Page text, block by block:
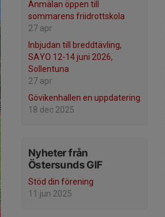
Anmälan öppen till
sommarens friidrottskola
27 apr
Inbjudan till breddtävling,
SAYO 12-14 juni 2026,
Sollentuna
27 apr
Gövikenhallen en uppdatering
18 dec 2025
Nyheter från
Östersunds GIF
Stöd din förening
11 jun 2025